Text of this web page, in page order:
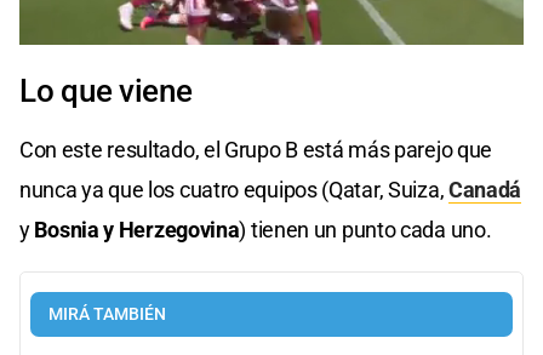
Lo que viene
Con este resultado, el Grupo B está más parejo que
nunca ya que los cuatro equipos (Qatar, Suiza,Canadá
yBosnia y Herzegovina) tienen un punto cada uno.
MIRÁ TAMBIÉN